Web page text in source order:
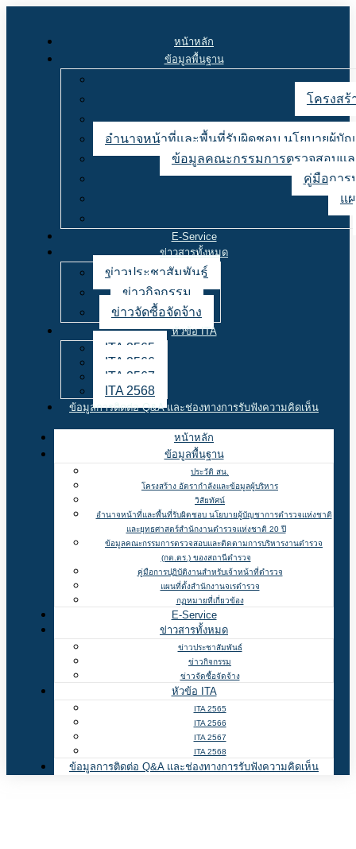
หน้าหลัก
ข้อมูลพื้นฐาน
โครงสร้
อำนาจหน้าที่และพื้นที่รับผิดชอบ นโยบายผู้บั
ข้อมูลคณะกรรมการตรวจสอบแล
คู่มือการ
แ
E-Service
ข่าวสารทั้งหมด
ข่าวประชาสัมพันธ์
ข่าวกิจกรรม
ข่าวจัดซื้อจัดจ้าง
หัวข้อ ITA
ITA 2565
ITA 2566
ITA 2567
ITA 2568
ข้อมูลการติดต่อ Q&A และช่องทางการรับฟังความคิดเห็น
หน้าหลัก
ข้อมูลพื้นฐาน
ประวัติ สน.
โครงสร้าง อัตรากำลังและข้อมูลผู้บริหาร
วิสัยทัศน์
อำนาจหน้าที่และพื้นที่รับผิดชอบ นโยบายผู้บัญชาการตำรวจแห่งชาติ
และยุทธศาสตร์สำนักงานตำรวจแห่งชาติ 20 ปี
ข้อมูลคณะกรรมการตรวจสอบและติดตามการบริหารงานตำรวจ
(กต.ตร.) ของสถานีตำรวจ
คู่มือการปฏิบัติงานสำหรับเจ้าหน้าที่ตำรวจ
แผนที่ตั้งสำนักงานจเรตำรวจ
กฏหมายที่เกี่ยวข้อง
E-Service
ข่าวสารทั้งหมด
ข่าวประชาสัมพันธ์
ข่าวกิจกรรม
ข่าวจัดซื้อจัดจ้าง
หัวข้อ ITA
ITA 2565
ITA 2566
ITA 2567
ITA 2568
ข้อมูลการติดต่อ Q&A และช่องทางการรับฟังความคิดเห็น